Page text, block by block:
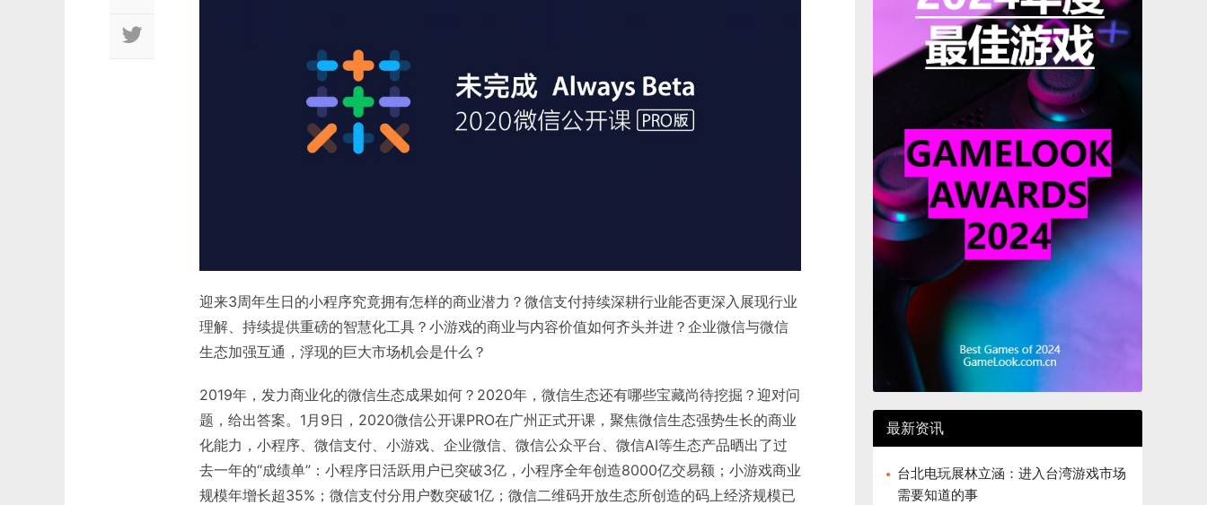
迎来3周年生日的小程序究竟拥有怎样的商业潜力？微信支付持续深耕行业能否更深入展现行业
理解、持续提供重磅的智慧化工具？小游戏的商业与内容价值如何齐头并进？企业微信与微信
生态加强互通，浮现的巨大市场机会是什么？
2019年，发力商业化的微信生态成果如何？2020年，微信生态还有哪些宝藏尚待挖掘？迎对问
题，给出答案。1月9日，2020微信公开课PRO在广州正式开课，聚焦微信生态强势生长的商业
化能力，小程序、微信支付、小游戏、企业微信、微信公众平台、微信AI等生态产品晒出了过
去一年的“成绩单”：小程序日活跃用户已突破3亿，小程序全年创造8000亿交易额；小游戏商业
规模年增长超35%；微信支付分用户数突破1亿；微信二维码开放生态所创造的码上经济规模已
最新资讯
台北电玩展林立涵：进入台湾游戏市场
需要知道的事